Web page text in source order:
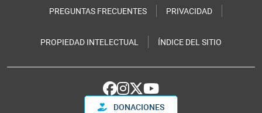
PREGUNTAS FRECUENTES PRIVACIDAD
PROPIEDAD INTELECTUAL ÍNDICE DEL SITIO
DONACIONES